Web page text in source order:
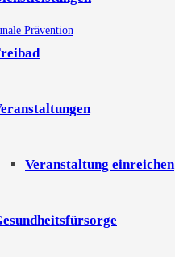
Veranstaltung einreichen
Prävention